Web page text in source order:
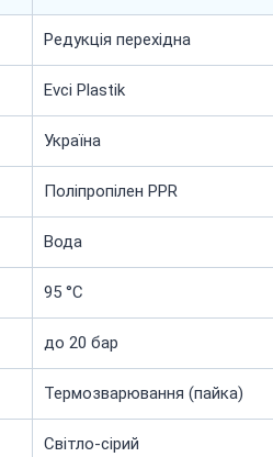
Редукція перехідна
Evci Plastik
Україна
Поліпропілен PPR
Вода
95 °C
до 20 бар
Термозварювання (пайка)
Світло-сірий